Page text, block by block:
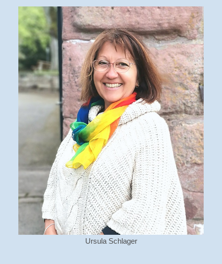
Ursula Schlager